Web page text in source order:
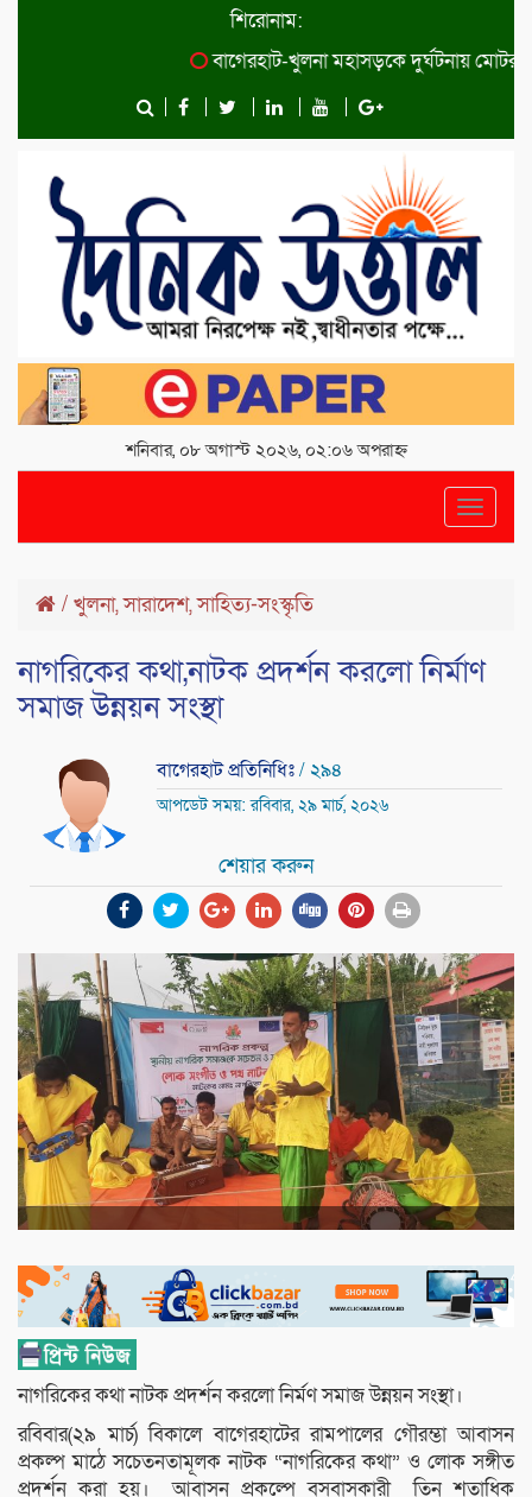
শিরোনাম:
বাগেরহাট-খুলনা মহাসড়কে ‌দুর্ঘটনায়
শনিবার, ০৮ অগাস্ট ২০২৬, ০২:০৬ অপরাহ্ন
Toggle
/ খুলনা,সারাদেশ,সাহিত্য-সংস্কৃতি
নাগ‌রি‌কের কথা,নাটক প্রদর্শন করলো নির্মাণ
সমাজ উন্নয়ন সংস্থা
বাগেরহাট প্রতিনিধিঃ/ ২৯৪
আপডেট সময়: রবিবার, ২৯ মার্চ, ২০২৬
শেয়ার করুন
নাগরিকের কথা নাটক প্রদর্শন করলো নির্মণ সমাজ উন্নয়ন সংস্থা।
রবিবার(২৯ মার্চ) বিকালে বাগেরহাটের রামপা‌লের গৌরম্ভা আবাসন
প্রকল্প মাঠে সচেতনতামূলক নাটক “নাগ‌রি‌কের কথা” ও লোক সঙ্গীত
প্রদর্শন করা হয়। আবাসন প্রক‌ল্পে বসবাসকারী তিন শতা‌ধিক